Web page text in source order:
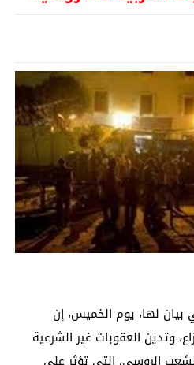
بيان لها، يوم الخميس، إن
وتدين العقوبات غير الشرعية